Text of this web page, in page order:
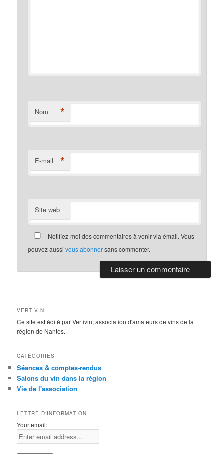
Nom *
E-mail *
Site web
Notifiez-moi des commentaires à venir via émail. Vous
pouvez aussivous abonnersans commenter.
VERTIVIN
Ce site est édité par Vertivin, association d'amateurs de vins de la
région de Nantes.
CATÉGORIES
Séances & comptes-rendus
Salons du vin dans la région
Vie de l'association
LETTRE D'INFORMATION
Your email: